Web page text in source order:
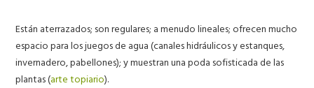
Están aterrazados; son regulares; a menudo lineales; ofrecen mucho
espacio para los juegos de agua (canales hidráulicos y estanques,
invernadero, pabellones); y muestran una poda sofisticada de las
plantas (arte topiario).